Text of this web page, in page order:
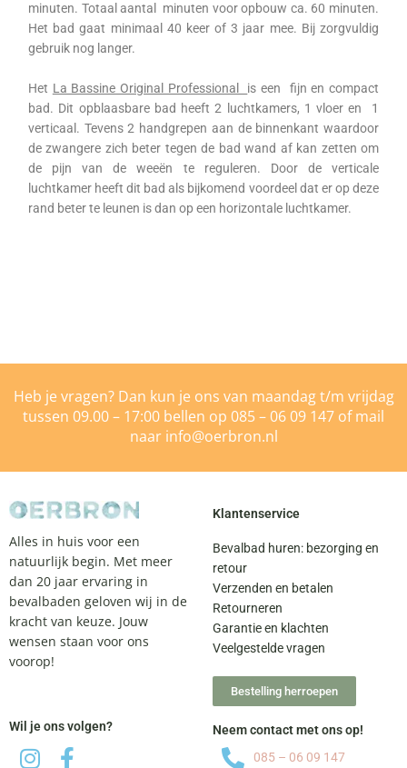
minuten. Totaal aantal minuten voor opbouw ca. 60 minuten.
Het bad gaat minimaal 40 keer of 3 jaar mee. Bij zorgvuldig
gebruik nog langer.
Het La Bassine Original Professional is een fijn en compact
bad. Dit opblaasbare bad heeft 2 luchtkamers, 1 vloer en 1
verticaal. Tevens 2 handgrepen aan de binnenkant waardoor
de zwangere zich beter tegen de bad wand af kan zetten om
de pijn van de weeën te reguleren. Door de verticale
luchtkamer heeft dit bad als bijkomend voordeel dat er op deze
rand beter te leunen is dan op een horizontale luchtkamer.
Heb je vragen? Dan kun je ons van maandag t/m vrijdag
tussen 09.00 – 17:00 bellen op 085 – 06 09 147 of mail
naar info@oerbron.nl
Alles in huis voor een
natuurlijk begin. Met meer
dan 20 jaar ervaring in
bevalbaden geloven wij in de
kracht van keuze. Jouw
wensen staan voor ons
voorop!
Wil je ons volgen?
Klantenservice
Bevalbad huren: bezorging en
retour
Verzenden en betalen
Retourneren
Garantie en klachten
Veelgestelde vragen
Bestelling herroepen
Neem contact met ons op!
085 – 06 09 147